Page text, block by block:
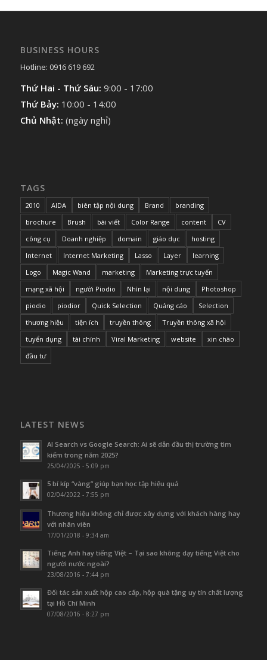
BUSINESS HOURS
Hotline: 0916 619 692
Thứ Hai - Thứ Sáu: 9:00 - 17:00
Thứ Bảy: 10:00 - 14:00
Chủ Nhật: (ngày nghỉ)
TAGS
2010 AIDA biên tập nội dung Brand
branding
brochure
Brush bài viết Color Range content
CV
công cụ
Doanh nghiệp domain giáo dục
hosting
Internet
Internet Marketing Lasso Layer
learning
Logo
Magic Wand marketing
Marketing trực tuyến
mạng xã hội
người Piodio Nhìn lại nội dung
Photoshop
piodio
piodior Quick Selection Quảng cáo
Selection
thương hiệu
tiện ích truyền thông
Truyền thông xã hội
tuyển dụng
tài chính Viral Marketing website
xin chào
đầu tư
LATEST NEWS
AI Search vs Google Search: Ai sẽ dẫn đầu thị trường tìm
kiếm trong năm 2025?
25/04/2025 - 5:09 pm
5 bí kíp “vàng” giúp bạn học tập hiệu quả
02/04/2022 - 7:55 pm
Thương hiệu không chỉ được xây dựng với khách hàng hay
với nhân viên
17/01/2018 - 9:34 am
Tiếng Anh hay tiếng Việt – Tại sao không dạy tiếng Việt cho
người nước ngoài?
23/08/2016 - 7:44 pm
Đối tác sản xuất hộp cao cấp, hộp quà tặng uy tín chất lượng
tại Hồ Chí Minh
07/08/2016 - 8:27 pm